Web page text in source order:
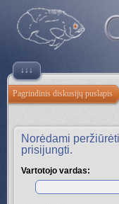
↓↓↓
Pagrindinis diskusijų puslapis
Norėdami
prisijungti.
Vartotojo vardas: